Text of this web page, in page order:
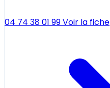
04 74 38 01 99Voir la fiche